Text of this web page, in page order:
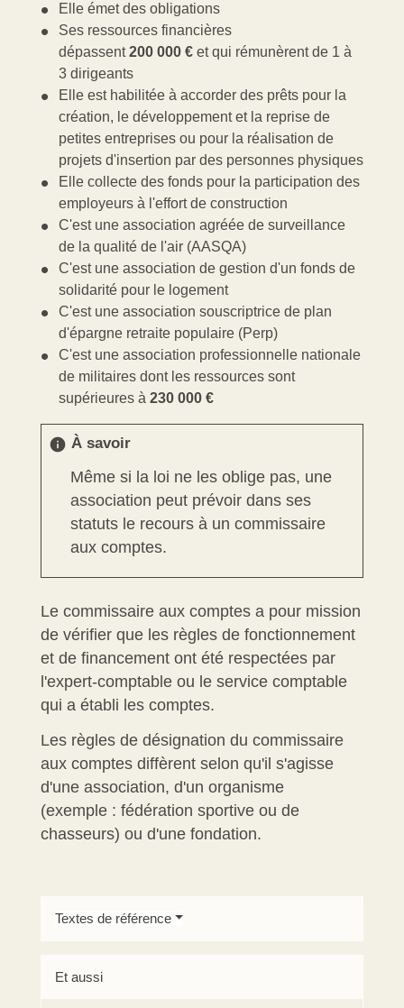
Elle émet des obligations
Ses ressources financières
dépassent200 000 € et qui rémunèrent de 1 à
3 dirigeants
Elle est habilitée à accorder des prêts pour la
création, le développement et la reprise de
petites entreprises ou pour la réalisation de
projets d'insertion par des personnes physiques
Elle collecte des fonds pour la participation des
employeurs à l'effort de construction
C'est une association agréée de surveillance
de la qualité de l'air (AASQA)
C'est une association de gestion d'un fonds de
solidarité pour le logement
C'est une association souscriptrice de plan
d'épargne retraite populaire (Perp)
C'est une association professionnelle nationale
de militaires dont les ressources sont
supérieures à 230 000 €
info À savoir
Même si la loi ne les oblige pas, une
association peut prévoir dans ses
statuts le recours à un commissaire
aux comptes.
Le commissaire aux comptes a pour mission
de vérifier que les règles de fonctionnement
et de financement ont été respectées par
l'expert-comptable ou le service comptable
qui a établi les comptes.
Les règles de désignation du commissaire
aux comptes diffèrent selon qu'il s'agisse
d'une association, d'un organisme
(exemple : fédération sportive ou de
chasseurs) ou d'une fondation.
Textes de référence
Et aussi